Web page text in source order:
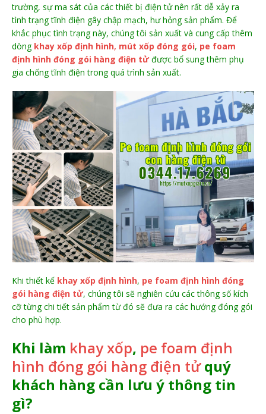
trường, sự ma sát của các thiết bị điện tử nên rất dễ xảy ra
tình trạng tĩnh điện gây chập mạch, hư hỏng sản phẩm. Để
khắc phục tình trạng này, chúng tôi sản xuất và cung cấp thêm
dòng khay xốp định hình, mút xốp đóng gói, pe foam
định hình đóng gói hàng điện tửđược bổ sung thêm phụ
gia chống tĩnh điện trong quá trình sản xuất.
Khi thiết kế khay xốp định hình, pe foam định hình đóng
gói hàng điện tử, chúng tôi sẽ nghiên cứu các thông số kích
cỡ từng chi tiết sản phẩm từ đó sẽ đưa ra các hướng đóng gói
cho phù hợp.
Khi làm khay xốp, pe foam định
hình đóng gói hàng điện tửquý
khách hàng cần lưu ý thông tin
gì?